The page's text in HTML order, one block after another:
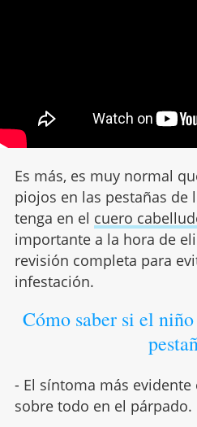
Es más, es muy normal
piojos en las pestañas de
tenga en el cuero
importante a la hora de
revisión completa para
infestación.
Cómo saber si el
- El síntoma más evidente
sobre todo en el párpado.